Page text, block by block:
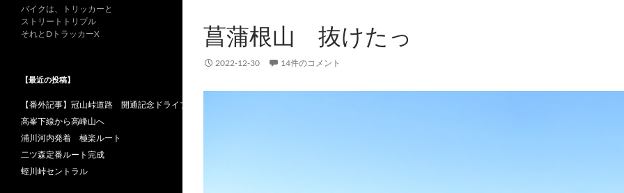
菖蒲根山 抜けたっ
2022-12-30 14件のコメント
バイクは、トリッカーと
ストリートトリプル
それとDトラッカーX
【最近の投稿】
【番外記事】冠山峠道路 開通記念ドライブ
高峯下線から高峰山へ
浦川河内発着 極楽ルート
二ツ森定番ルート完成
蛭川峠セントラル